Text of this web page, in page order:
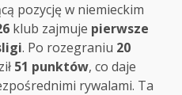
pozycję w niemieckim
klub zajmuje pierwsze
. Po rozegraniu 20
51 punktów, co daje
rywalami. Ta